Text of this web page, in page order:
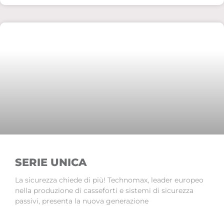
SERIE UNICA
La sicurezza chiede di più! Technomax, leader europeo
nella produzione di casseforti e sistemi di sicurezza
passivi, presenta la nuova generazione